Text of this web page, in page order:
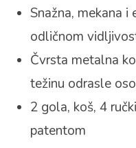
Snažna, mekana i
odličnom
Čvrsta metalna
težinu odrasle
2 gola, koš, 4
patentom